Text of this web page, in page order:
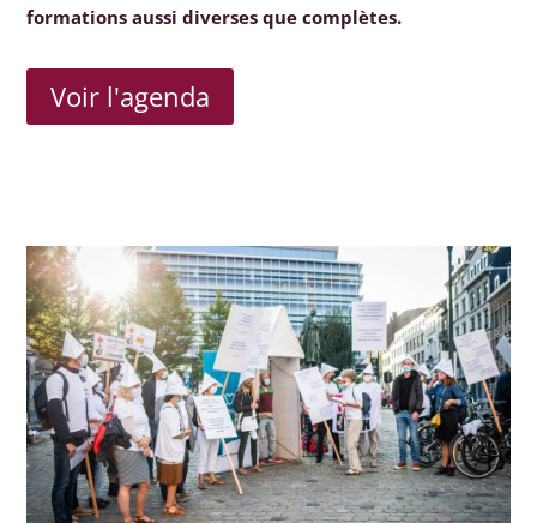
formations aussi diverses que complètes.
Voir l'agenda